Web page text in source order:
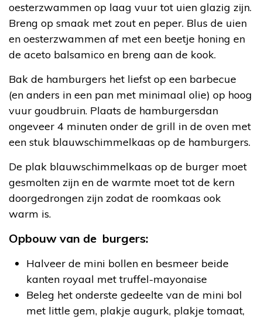
oesterzwammen op laag vuur tot uien glazig zijn.
Breng op smaak met zout en peper. Blus de uien
en oesterzwammen af met een beetje honing en
de aceto balsamico en breng aan de kook.
Bak de hamburgers het liefst op een barbecue
(en anders in een pan met minimaal olie) op hoog
vuur goudbruin. Plaats de hamburgersdan
ongeveer 4 minuten onder de grill in de oven met
een stuk blauwschimmelkaas op de hamburgers.
De plak blauwschimmelkaas op de burger moet
gesmolten zijn en de warmte moet tot de kern
doorgedrongen zijn zodat de roomkaas ook
warm is.
Opbouw van de burgers:
Halveer de mini bollen en besmeer beide
kanten royaal met truffel-mayonaise
Beleg het onderste gedeelte van de mini bol
met little gem, plakje augurk, plakje tomaat,